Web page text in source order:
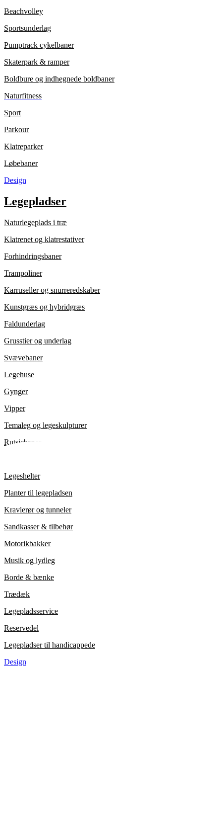
Beachvolley
Sportsunderlag
Pumptrack cykelbaner
Skaterpark & ramper
Boldbure og indhegnede boldbaner
Naturfitness
Sport
Parkour
Klatreparker
Løbebaner
Design
Legepladser
Naturlegeplads i træ
Klatrenet og klatrestativer
Forhindringsbaner
Trampoliner
Karruseller og snurreredskaber
Kunstgræs og hybridgræs
Faldunderlag
Grusstier og underlag
Svævebaner
Legehuse
Gynger
Vipper
Temaleg og legeskulpturer
Rutsjebaner
Legeshelter
Planter til legepladsen
Kravlerør og tunneler
Sandkasser & tilbehør
Motorikbakker
Musik og lydleg
Borde & bænke
Trædæk
Legepladsservice
Reservedel
Legepladser til handicappede
Design